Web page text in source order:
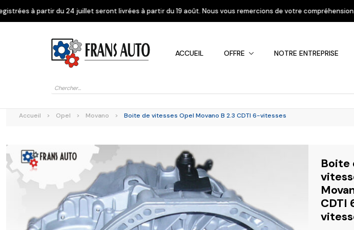
seront livrées à partir du 19 août. Nous vous remercions de votre compréhension.Fermeture d’étéNous
ACCUEIL OFFRE NOTRE ENTREPRISE
Recherche
produits
Alfa Romeo Citroen Dacia Kia
Accueil > Opel > Movano > Boite de vitesses Opel Movano B 2.3 CDTI 6-vitesses
Boite
CDTI